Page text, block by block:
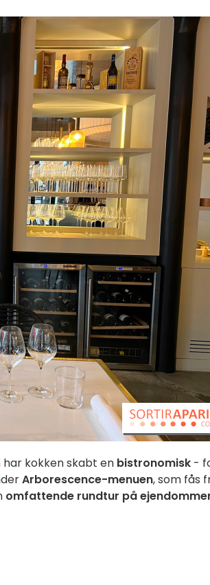
har kokken skabt en bistronomisk -
Arborescence-menuen, som fås
omfattende rundtur på